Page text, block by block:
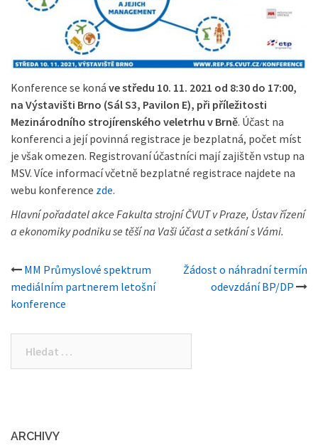
Konference se koná ve středu 10. 11. 2021 od 8:30 do 17:00,
na Výstavišti Brno (Sál S3, Pavilon E), při příležitosti
Mezinárodního strojírenského veletrhu v Brně. Účast na
konferenci a její povinná registrace je bezplatná, počet míst
je však omezen. Registrovaní účastníci mají zajištěn vstup na
MSV. Více informací včetně bezplatné registrace najdete na
webu konference zde.
Hlavní pořadatel akce Fakulta strojní ČVUT v Praze, Ústav řízení
a ekonomiky podniku se těší na Vaši účast a setkání s Vámi.
Post
navigation
MM Průmyslové spektrum
mediálním partnerem letošní
konference
Žádost o náhradní termín
odevzdání BP/DP
ARCHIVY